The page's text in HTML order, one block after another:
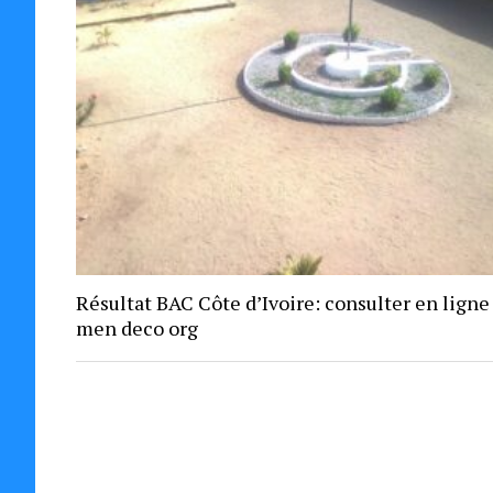
Résultat BAC Côte d’Ivoire: consulter en
men deco org